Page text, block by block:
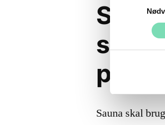
skal
på?
Sauna skal